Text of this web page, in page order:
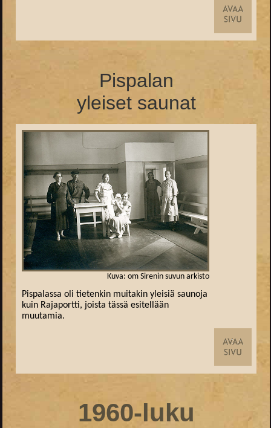
Pispalan
yleiset saunat
Kuva: om Sirenin suvun arkisto
Pispalassa oli tietenkin muitakin yleisiä saunoja
kuin Rajaportti, joista tässä esitellään
muutamia.
1960-luku